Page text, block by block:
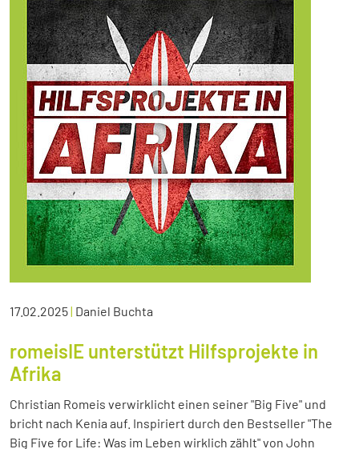
17.02.2025| Daniel Buchta
romeisIE unterstützt Hilfsprojekte in
Afrika
Christian Romeis verwirklicht einen seiner "Big Five" und
bricht nach Kenia auf. Inspiriert durch den Bestseller "The
Big Five for Life: Was im Leben wirklich zählt" von John